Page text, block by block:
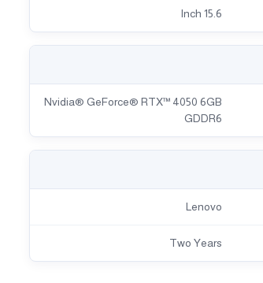
15.6 Inch
Nvidia® GeForce® RTX™ 4050 6GB
GDDR6
Lenovo
Two Years